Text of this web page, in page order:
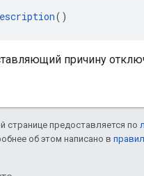
()
причину
странице предоставляется по
об этом написано в